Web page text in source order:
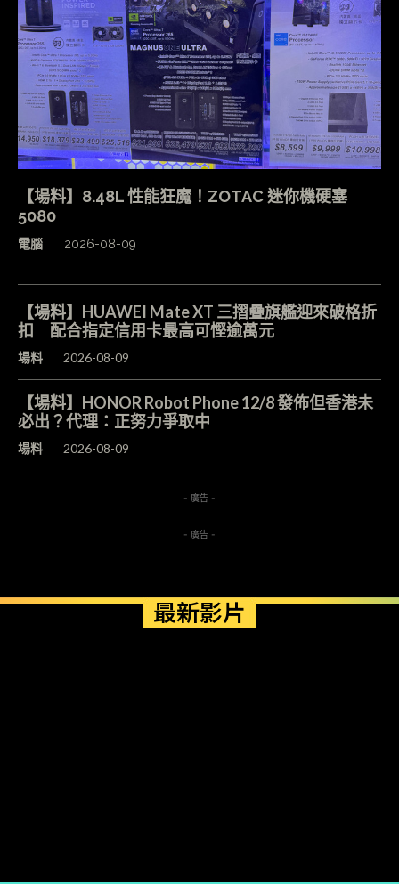
【場料】8.48L 性能狂魔！ZOTAC 迷你機硬塞
5080
電腦 2026-08-09
【場料】HUAWEI Mate XT 三摺疊旗艦迎來破格折
扣 配合指定信用卡最高可慳逾萬元
場料 2026-08-09
【場料】HONOR Robot Phone 12/8 發佈但香港未
必出？代理：正努力爭取中
場料 2026-08-09
- 廣告 -
- 廣告 -
最新影片